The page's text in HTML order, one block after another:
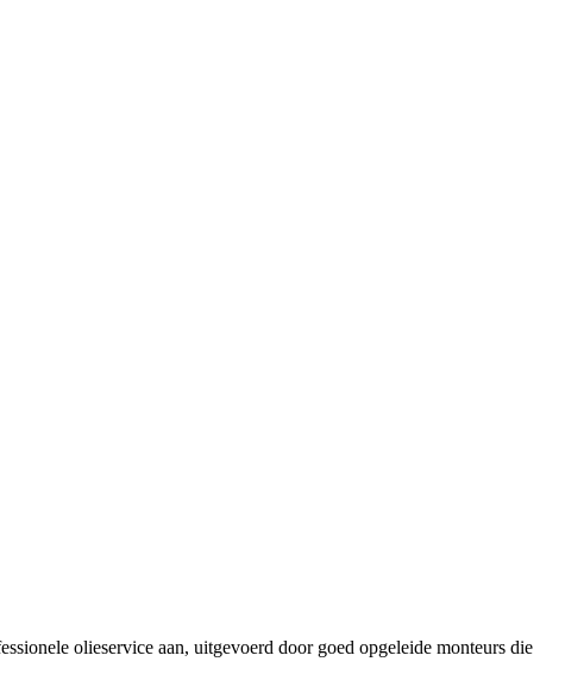
olieservice aan, uitgevoerd door goed opgeleide monteurs die